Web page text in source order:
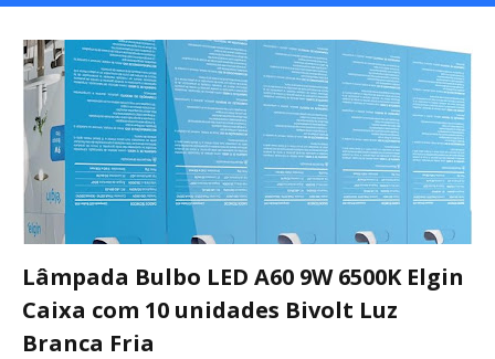
Lâmpada Bulbo LED A60 9W 6500K Elgin
Caixa com 10 unidades Bivolt Luz
Branca Fria